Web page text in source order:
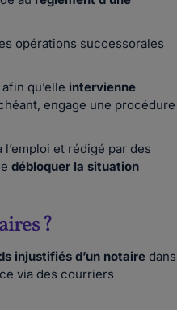
opérations successorales
afin qu’elle intervienne
engage une procédure
l’emploi et rédigé par des
débloquer la situation
?
injustifiés d’un notaire dans
via des courriers